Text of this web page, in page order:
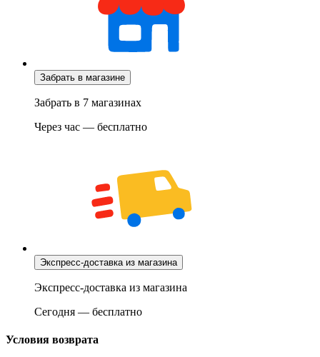
Забрать в магазине
Забрать в 7 магазинах
Через час — бесплатно
Экспресс-доставка из магазина
Экспресс-доставка из магазина
Сегодня — бесплатно
Условия возврата